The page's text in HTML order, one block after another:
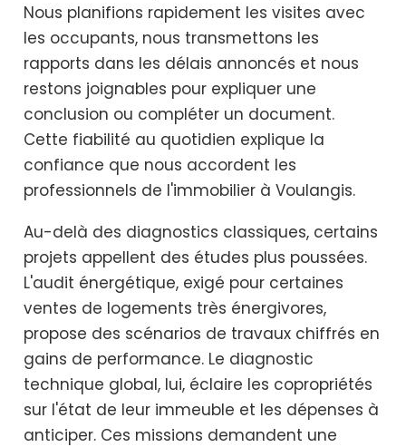
Nous planifions rapidement les visites avec
les occupants, nous transmettons les
rapports dans les délais annoncés et nous
restons joignables pour expliquer une
conclusion ou compléter un document.
Cette fiabilité au quotidien explique la
confiance que nous accordent les
professionnels de l'immobilier à Voulangis.
Au-delà des diagnostics classiques, certains
projets appellent des études plus poussées.
L'audit énergétique, exigé pour certaines
ventes de logements très énergivores,
propose des scénarios de travaux chiffrés en
gains de performance. Le diagnostic
technique global, lui, éclaire les copropriétés
sur l'état de leur immeuble et les dépenses à
anticiper. Ces missions demandent une